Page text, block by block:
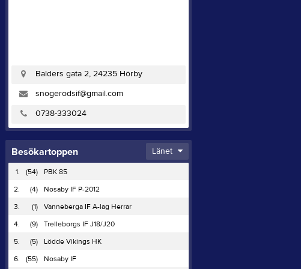
Balders gata 2, 24235 Hörby
snogerodsif@gmail.com
0738-333024
Besökartoppen Länet
1. (54)
PBK 85
2.
(4)
Nosaby IF P-2012
3.
(1)
Vanneberga IF A-lag Herrar
4.
(9)
Trelleborgs IF J18/J20
5.
(5)
Lödde Vikings HK
6.
(55) Nosaby IF